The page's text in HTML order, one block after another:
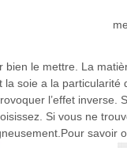
le mettre. La
soie a la
l’effet
Si vous ne
savoir